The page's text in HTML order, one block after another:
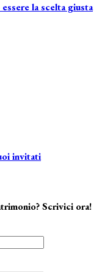
la scelta giusta
invitati
Scrivici ora!